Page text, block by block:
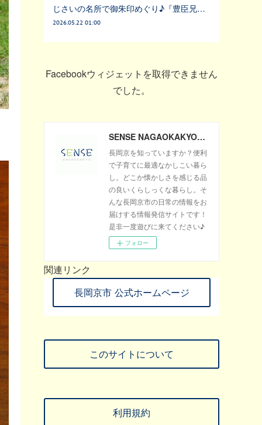
じさいの名所で御朱印めぐり♪『豊臣兄…
2026.05.22 01:00
Facebookウィジェットを取得できません
でした。
SENSE NAGAOKAKYO ～長岡京市のサブサイト～
長岡京を知っていますか？便利
で子育てに最適なかしこい暮ら
し。どこか懐かしさを感じる品
の良いくらしっくな暮らし。そ
んな長岡京市の日常の情報をお
届けする情報発信サイトです！
是非一度遊びに来てください♪
フォロー
関連リンク
長岡京市 公式ホームページ
このサイトについて
利用規約